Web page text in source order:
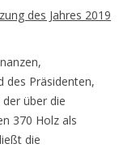
des Jahres 2019
des Präsidenten,
über die
370 Holz als
die